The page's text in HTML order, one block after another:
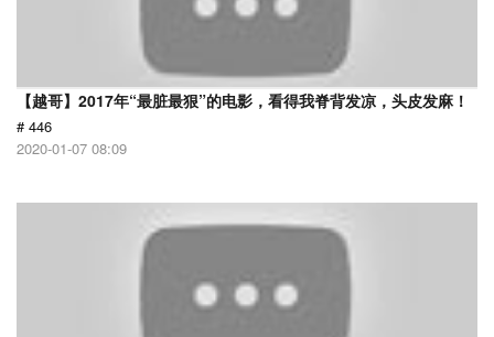
【越哥】2017年“最脏最狠”的电影，看得我脊背发凉，头皮发麻！
# 446
2020-01-07 08:09